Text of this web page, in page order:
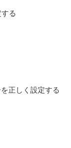
る
正しく設定する